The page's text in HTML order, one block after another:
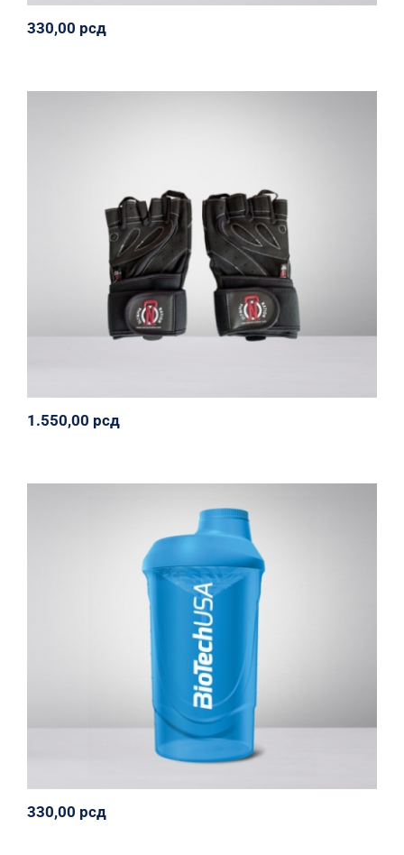
330,00 рсд
Profesionalne rukavice
Olympia Nation Oprema Svi proizvodi
1.550,00рсд
1.550,00 рсд
Shaker Wave 600 ml
Oprema
330,00 рсд
330,00 рсд